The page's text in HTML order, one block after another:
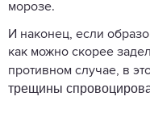
морозе.
И наконец, если
как можно скорее
противном случае, в
трещины